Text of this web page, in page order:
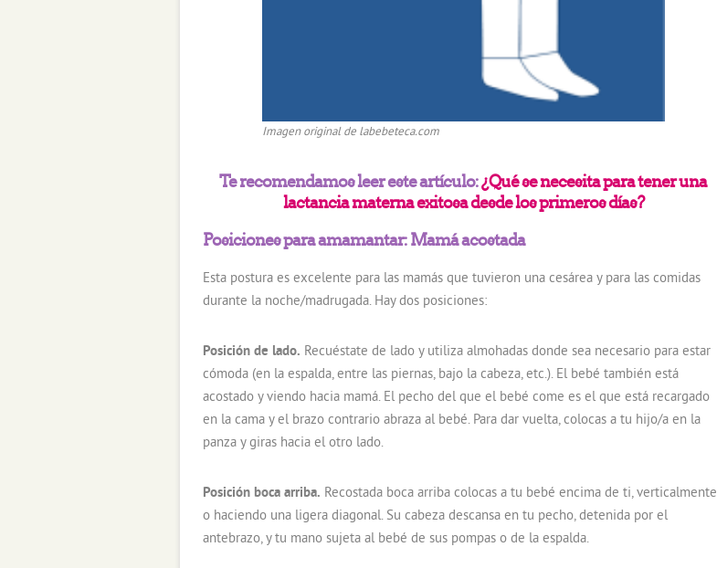
Imagen original de labebeteca.com
Te recomendamos leer este artículo:¿Qué se necesita para tener una
lactancia materna exitosa desde los primeros días?
Posiciones para amamantar: Mamá acostada
Esta postura es excelente para las mamás que tuvieron una cesárea y para las comidas
durante la noche/madrugada. Hay dos posiciones:
Posición de lado. Recuéstate de lado y utiliza almohadas donde sea necesario para estar
cómoda (en la espalda, entre las piernas, bajo la cabeza, etc.). El bebé también está
acostado y viendo hacia mamá. El pecho del que el bebé come es el que está recargado
en la cama y el brazo contrario abraza al bebé. Para dar vuelta, colocas a tu hijo/a en la
panza y giras hacia el otro lado.
Posición boca arriba. Recostada boca arriba colocas a tu bebé encima de ti, verticalmente
o haciendo una ligera diagonal. Su cabeza descansa en tu pecho, detenida por el
antebrazo, y tu mano sujeta al bebé de sus pompas o de la espalda.